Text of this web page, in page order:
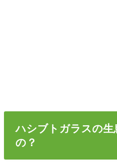
ハシブトガラスの生
の？